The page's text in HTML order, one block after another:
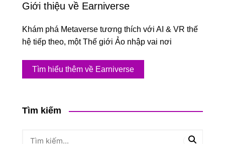
Giới thiệu về Earniverse
Khám phá Metaverse tương thích với AI & VR thế
hệ tiếp theo, một Thế giới Ảo nhập vai nơi
Tìm hiểu thêm về Earniverse
Tìm kiếm